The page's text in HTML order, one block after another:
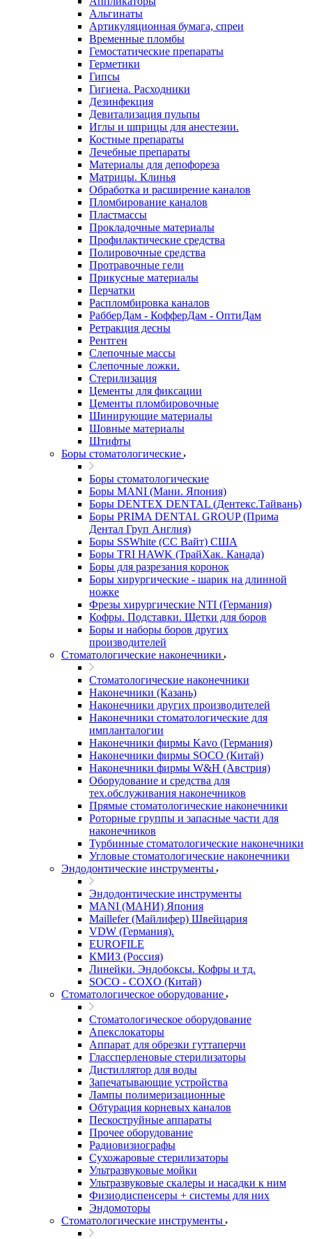
Альгинаты
Артикуляционная бумага, спреи
Временные пломбы
Гемостатические препараты
Герметики
Гипсы
Гигиена. Расходники
Дезинфекция
Девитализация пульпы
Иглы и шприцы для анестезии.
Костные препараты
Лечебные препараты
Материалы для депофореза
Матрицы. Клинья
Обработка и расширение каналов
Пломбирование каналов
Пластмассы
Прокладочные материалы
Профилактические средства
Полировочные средства
Протравочные гели
Прикусные материалы
Перчатки
Распломбировка каналов
РабберДам - КофферДам - ОптиДам
Ретракция десны
Рентген
Слепочные массы
Слепочные ложки.
Стерилизация
Цементы для фиксации
Цементы пломбировочные
Шинирующие материалы
Шовные материалы
Штифты
Боры стоматологические
Боры стоматологические
Боры MANI (Мани. Япония)
Боры DENTEX DENTAL (Дентекс.Тайвань)
Боры PRIMA DENTAL GROUP (Прима
Дентал Груп Англия)
Боры SSWhite (СС Вайт) США
Боры TRI HAWK (ТрайХак. Канада)
Боры для разрезания коронок
Боры хирургические - шарик на длинной
ножке
Фрезы хирургические NTI (Германия)
Кофры. Подставки. Щетки для боров
Боры и наборы боров других
производителей
Стоматологические наконечники
Стоматологические наконечники
Наконечники (Казань)
Наконечники других производителей
Наконечники стоматологические для
импланталогии
Наконечники фирмы Kavo (Германия)
Наконечники фирмы SOCO (Китай)
Наконечники фирмы W&H (Австрия)
Оборудование и средства для
тех.обслуживания наконечников
Прямые стоматологические наконечники
Роторные группы и запасные части для
наконечников
Турбинные стоматологические наконечники
Угловые стоматологические наконечники
Эндодонтические инструменты
Эндодонтические инструменты
MANI (МАНИ) Япония
Maillefer (Майлифер) Швейцария
VDW (Германия).
EUROFILE
КМИЗ (Россия)
Линейки. Эндобоксы. Кофры и тд.
SOCO - COXO (Китай)
Стоматологическое оборудование
Стоматологическое оборудование
Апекслокаторы
Аппарат для обрезки гуттаперчи
Глассперленовые стерилизаторы
Дистиллятор для воды
Запечатывающие устройства
Лампы полимеризационные
Обтурация корневых каналов
Пескоструйные аппараты
Прочее оборудование
Радиовизиографы
Сухожаровые стерилизаторы
Ультразвуковые мойки
Ультразвуковые скалеры и насадки к ним
Физиодиспенсеры + системы для них
Эндомоторы
Стоматологические инструменты